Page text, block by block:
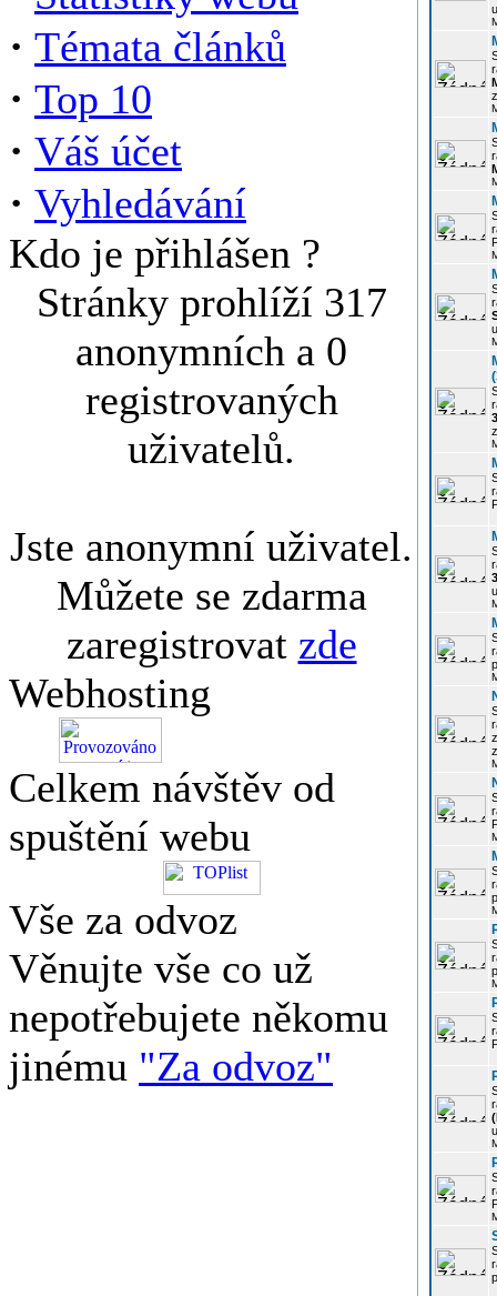
· Témata článků
· Top 10
· Váš účet
· Vyhledávání
Kdo je přihlášen ?
Stránky prohlíží 317
anonymních a 0
registrovaných
uživatelů.
Jste anonymní uživatel.
Můžete se zdarma
zaregistrovat zde
Webhosting
Celkem návštěv od
spuštění webu
Vše za odvoz
Věnujte vše co už
nepotřebujete někomu
jinému "Za odvoz"